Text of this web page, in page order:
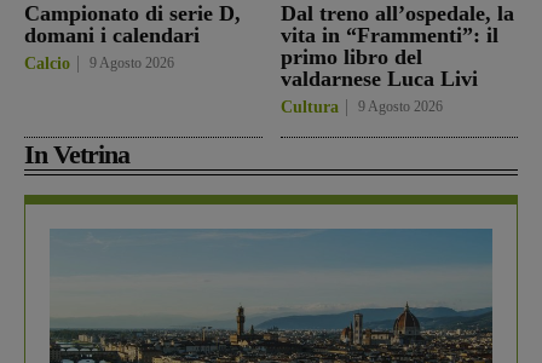
Campionato di serie D,
domani i calendari
Calcio 9 Agosto 2026
Dal treno all’ospedale, la
vita in “Frammenti”: il
primo libro del
valdarnese Luca Livi
Cultura 9 Agosto 2026
In Vetrina